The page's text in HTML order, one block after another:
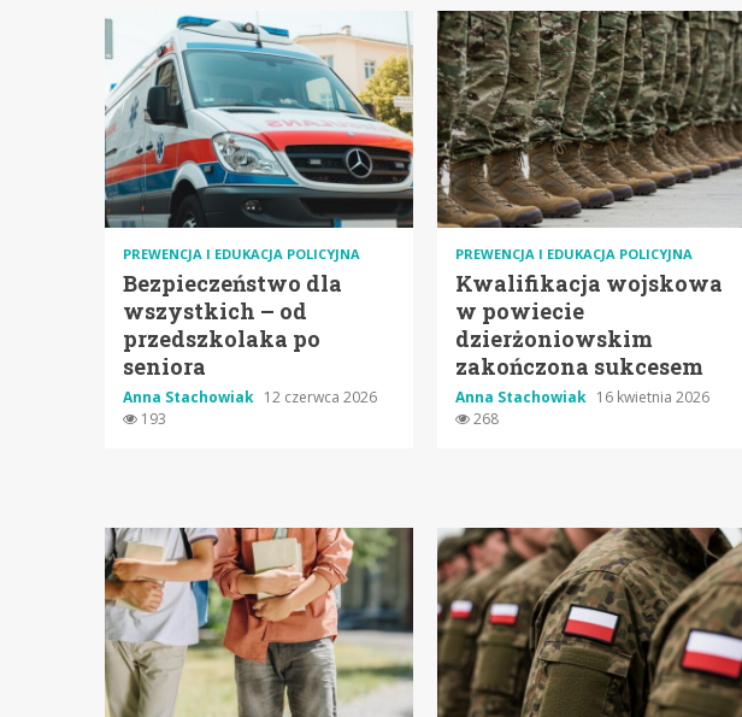
PREWENCJA I EDUKACJA POLICYJNA
Bezpieczeństwo dla
wszystkich – od
przedszkolaka po
seniora
Anna Stachowiak 12 czerwca 2026
193
PREWENCJA I EDUKACJA POLICYJNA
Kwalifikacja wojskowa
w powiecie
dzierżoniowskim
zakończona sukcesem
Anna Stachowiak 16 kwietnia 2026
268